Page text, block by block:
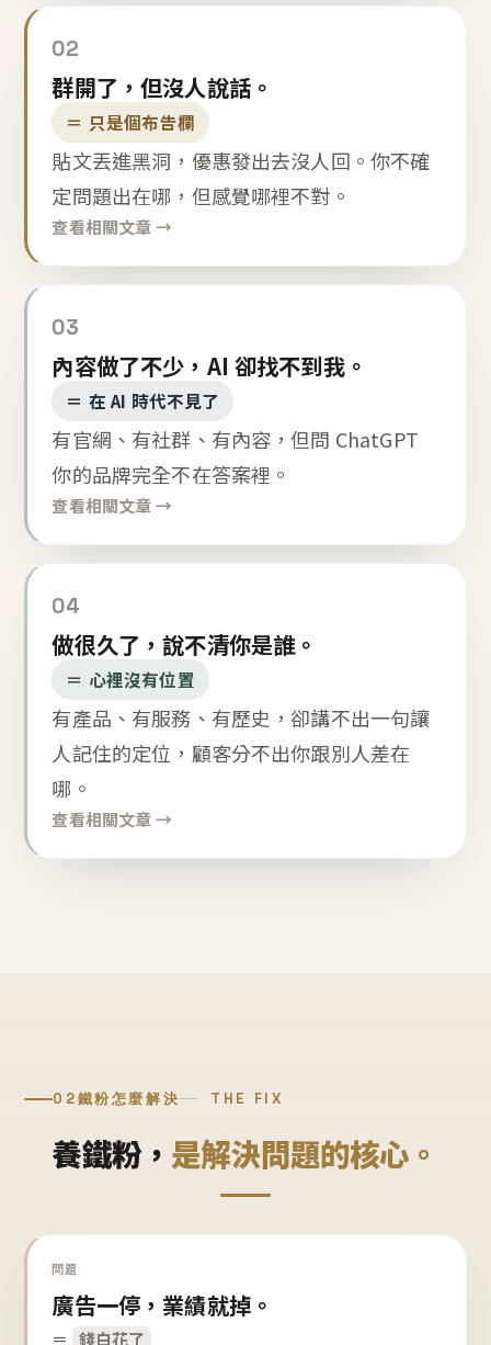
02
群開了，但沒人說話。
＝ 只是個布告欄
貼文丟進黑洞，優惠發出去沒人回。你不確
定問題出在哪，但感覺哪裡不對。
查看相關文章 →
03
內容做了不少，AI 卻找不到我。
＝ 在 AI 時代不見了
有官網、有社群、有內容，但問 ChatGPT
你的品牌完全不在答案裡。
查看相關文章 →
04
做很久了，說不清你是誰。
＝ 心裡沒有位置
有產品、有服務、有歷史，卻講不出一句讓
人記住的定位，顧客分不出你跟別人差在
哪。
查看相關文章 →
02鐵粉怎麼解決 THE FIX
養鐵粉， 是解決問題的核心。
問題
廣告一停，業績就掉。
＝ 錢白花了